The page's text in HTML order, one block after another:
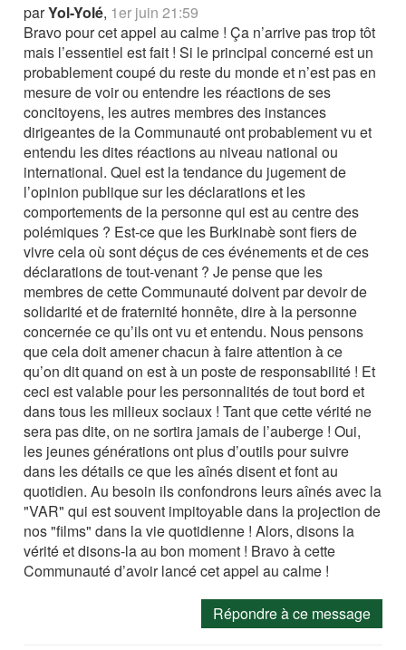
parYol-Yolé, 1er juin 21:59
Bravo pour cet appel au calme ! Ça n’arrive pas trop tôt
mais l’essentiel est fait ! Si le principal concerné est un
probablement coupé du reste du monde et n’est pas en
mesure de voir ou entendre les réactions de ses
concitoyens, les autres membres des instances
dirigeantes de la Communauté ont probablement vu et
entendu les dites réactions au niveau national ou
international. Quel est la tendance du jugement de
l’opinion publique sur les déclarations et les
comportements de la personne qui est au centre des
polémiques ? Est-ce que les Burkinabè sont fiers de
vivre cela où sont déçus de ces événements et de ces
déclarations de tout-venant ? Je pense que les
membres de cette Communauté doivent par devoir de
solidarité et de fraternité honnête, dire à la personne
concernée ce qu’ils ont vu et entendu. Nous pensons
que cela doit amener chacun à faire attention à ce
qu’on dit quand on est à un poste de responsabilité ! Et
ceci est valable pour les personnalités de tout bord et
dans tous les milieux sociaux ! Tant que cette vérité ne
sera pas dite, on ne sortira jamais de l’auberge ! Oui,
les jeunes générations ont plus d’outils pour suivre
dans les détails ce que les aînés disent et font au
quotidien. Au besoin ils confondrons leurs aînés avec la
"VAR" qui est souvent impitoyable dans la projection de
nos "films" dans la vie quotidienne ! Alors, disons la
vérité et disons-la au bon moment ! Bravo à cette
Communauté d’avoir lancé cet appel au calme !
Répondre à ce message